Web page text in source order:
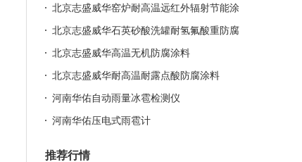
北京志盛威华窑炉耐高温远红外辐射节能涂
料
北京志盛威华石英砂酸洗罐耐氢氟酸重防腐
涂料
北京志盛威华高温无机防腐涂料
北京志盛威华耐高温耐露点酸防腐涂料
河南华佑自动雨量冰雹检测仪
河南华佑压电式雨雹计
推荐行情